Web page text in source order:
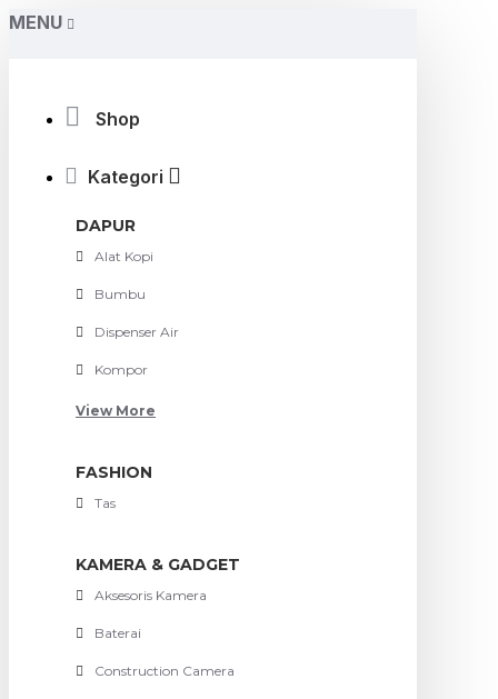
MENU
Shop
Kategori
DAPUR
Alat Kopi
Bumbu
Dispenser Air
Kompor
View More
FASHION
Tas
KAMERA & GADGET
Aksesoris Kamera
Baterai
Construction Camera